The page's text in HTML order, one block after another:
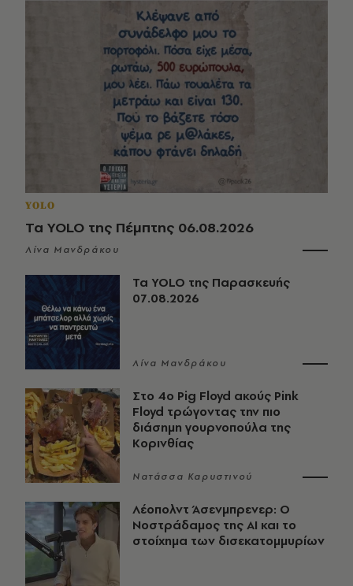
YOLO
Τα YOLO της Πέμπτης 06.08.2026
Λίνα Μανδράκου
Τα YOLO της Παρασκευής
07.08.2026
Λίνα Μανδράκου
Στο 4ο Pig Floyd ακούς Pink
Floyd τρώγοντας την πιο
διάσημη γουρνοπούλα της
Κορινθίας
Νατάσσα Καρυστινού
Λέοπολντ Άσενμπρενερ: Ο
Νοστράδαμος της AI και το
στοίχημα των δισεκατομμυρίων